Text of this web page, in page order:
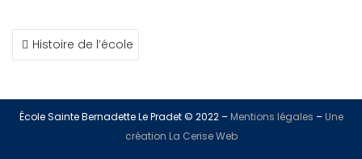
Histoire de l’école
École Sainte Bernadette Le Pradet © 2022 –Mentions légales –Une
création La Cerise Web